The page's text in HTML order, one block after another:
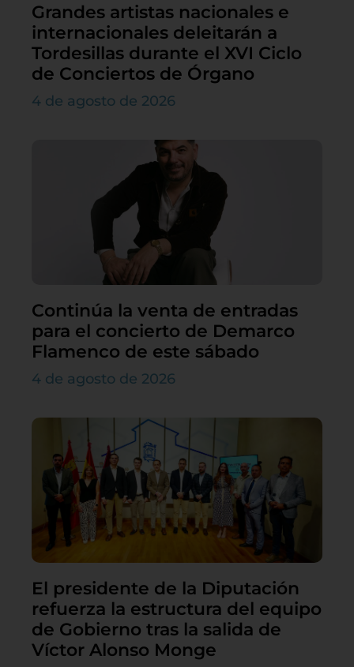
Grandes artistas nacionales e
internacionales deleitarán a
Tordesillas durante el XVI Ciclo
de Conciertos de Órgano
4 de agosto de 2026
Continúa la venta de entradas
para el concierto de Demarco
Flamenco de este sábado
4 de agosto de 2026
El presidente de la Diputación
refuerza la estructura del equipo
de Gobierno tras la salida de
Víctor Alonso Monge